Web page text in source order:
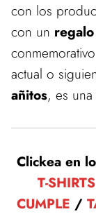
con los
con un regalo
actual o
añitos, es una
Clickea en
T-SHIRTS
CUMPLE /